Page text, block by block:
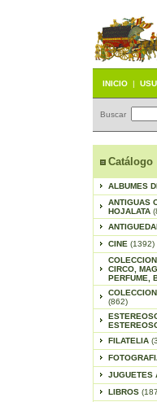
INICIO |
Buscar
Catálogo
ALBUMES
ANTIGUAS
HOJALATA
CINE (1392)
CIRCO,
PERFUME,
(862)
FILATELIA
JUGUETES
LIBROS